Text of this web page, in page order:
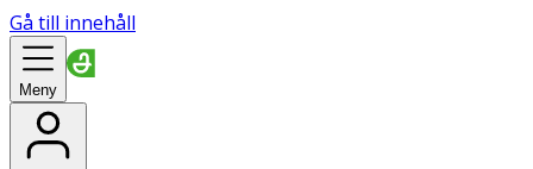
Gå till innehåll
Meny